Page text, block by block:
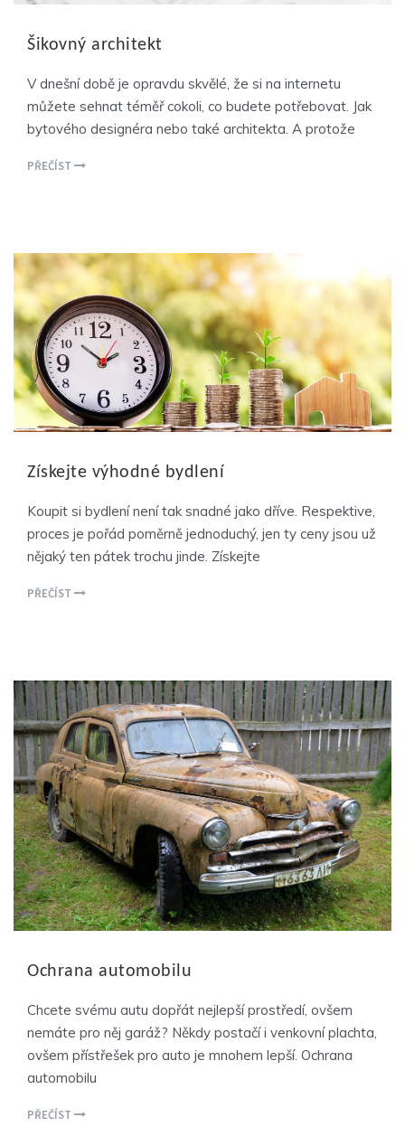
Šikovný architekt
V dnešní době je opravdu skvělé, že si na internetu
můžete sehnat téměř cokoli, co budete potřebovat. Jak
bytového designéra nebo také architekta. A protože
PŘEČÍST
Získejte výhodné bydlení
Koupit si bydlení není tak snadné jako dříve. Respektive,
proces je pořád poměrně jednoduchý, jen ty ceny jsou už
nějaký ten pátek trochu jinde. Získejte
PŘEČÍST
Ochrana automobilu
Chcete svému autu dopřát nejlepší prostředí, ovšem
nemáte pro něj garáž? Někdy postačí i venkovní plachta,
ovšem přístřešek pro auto je mnohem lepší. Ochrana
automobilu
PŘEČÍST